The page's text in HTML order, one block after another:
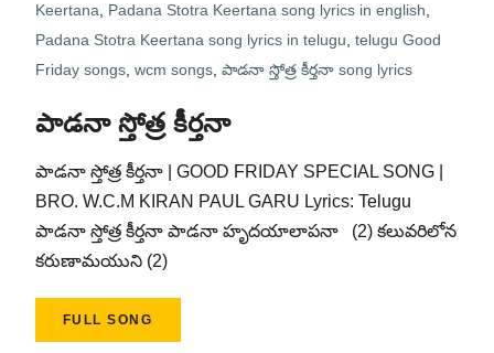
Keertana
Padana Stotra Keertana song lyrics in english
Padana Stotra Keertana song lyrics in telugu telugu Good
Friday songs, wcm songs, పాడనా స్తోత్ర కీర్తనా song lyrics
పాడనా స్తోత్ర కీర్తనా
పాడనా స్తోత్ర కీర్తనా | GOOD FRIDAY SPECIAL SONG |
BRO. W.C.M KIRAN PAUL GARU Lyrics: Telugu
పాడనా స్తోత్ర కీర్తనా పాడనా హృదయాలాపనా (2) కలువరిలోన
కరుణామయుని (2)
FULL SONG